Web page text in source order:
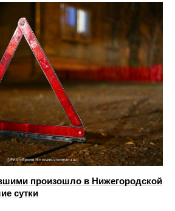
произошло в Нижегородской
сутки